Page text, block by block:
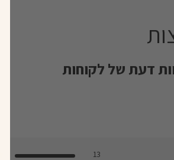
דעת של לקוחות
13